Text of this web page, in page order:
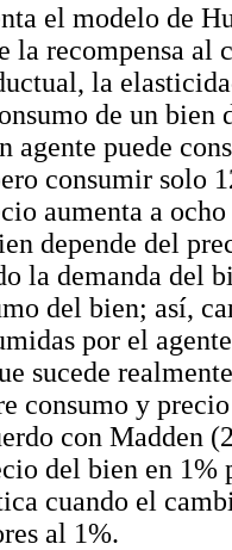
el modelo de
la recompensa al
la
de un
agente puede
consumir solo
aumenta a
depende del
la demanda del
del bien; así,
por el
sucede
consumo y
con Madden
del bien en 1%
cuando el
al 1%.